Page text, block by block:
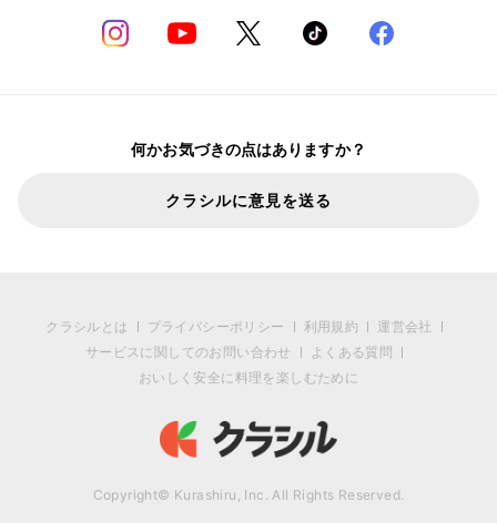
何かお気づきの点はありますか？
クラシルに意見を送る
クラシルとは プライバシーポリシー 利用規約
運営会社
サービスに関してのお問い合わせ
よくある質問
おいしく安全に料理を楽しむために
Copyright© Kurashiru, Inc. All Rights Reserved.